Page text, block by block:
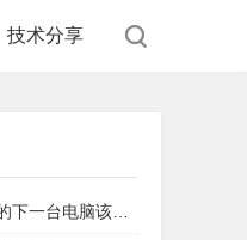
技术分享
电脑该装哪个？